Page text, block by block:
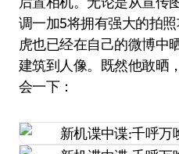
调一加5将拥有强大的拍
虎也已经在自己的微博中
建筑到人像。既然他敢晒
会一下：